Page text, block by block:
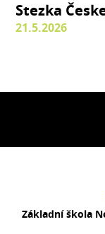
Stezka
21.5.2026
Základní škola